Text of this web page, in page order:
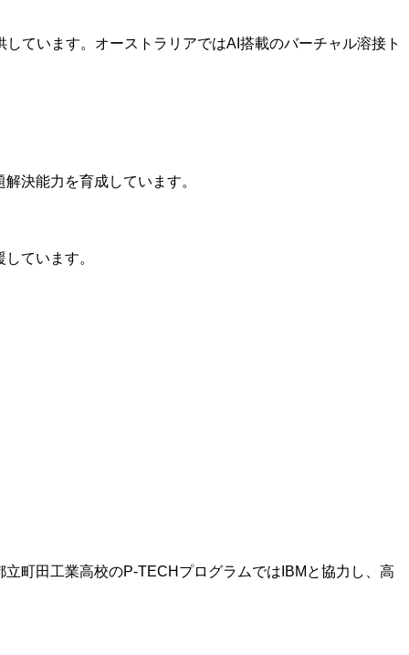
ています。オーストラリアではAI搭載のバーチャル溶接ト
決能力を育成しています。
ています。
町田工業高校のP-TECHプログラムではIBMと協力し、高